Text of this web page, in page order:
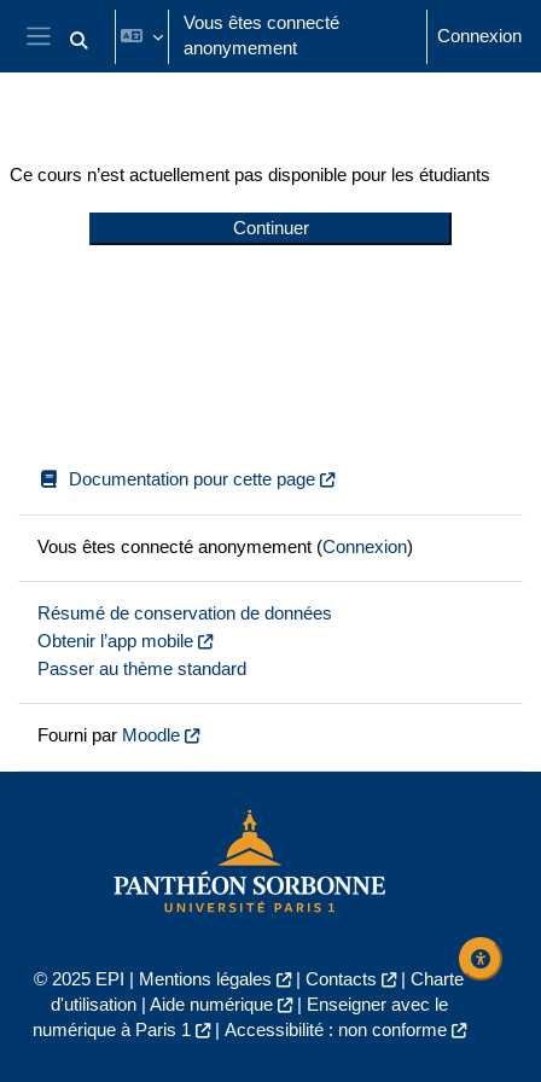
Passer au contenu principal
Panneau latéral
Activer/désactiver la saisie de recherche
Vous êtes connecté
anonymement
Connexion
Ce cours n’est actuellement pas disponible pour les étudiants
Continuer
Documentation pour cette page
Vous êtes connecté anonymement (Connexion)
Résumé de conservation de données
Obtenir l’app mobile
Passer au thème standard
Fourni par Moodle
© 2025 EPI | Mentions légales | Contacts | Charte
d'utilisation| Aide numérique |
Enseigner avec le
numérique à Paris 1
| Accessibilité : non conforme